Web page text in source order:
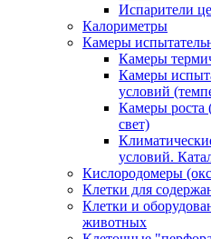
Испарители
Калориметры
Камеры
Камеры
Камеры
условий
Камеры роста
свет)
условий.
Кислородомеры
Клетки для
Клетки и
животных